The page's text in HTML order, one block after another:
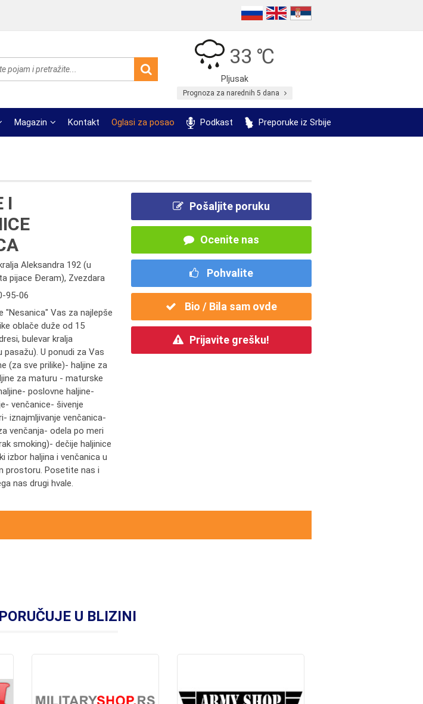
33 ℃
Pljusak
Prognoza za narednih 5 dana
Magazin Kontakt Oglasi za posao Podkast Preporuke iz Srbije
I
Aleksandra 192 (u
pijace Đeram), Zvezdara
95-06
"Nesanica" Vas za najlepše
oblače duže od 15
bulevar kralja
pasažu). U ponudi za Vas
(za sve prilike)- haljine za
za maturu - maturske
poslovne haljine-
venčanice- šivenje
iznajmljivanje venčanica-
venčanja- odela po meri
smoking)- dečije haljinice
izbor haljina i venčanica u
prostoru. Posetite nas i
nas drugi hvale.
Pošaljite poruku
Ocenite nas
Pohvalite
Bio / Bila sam ovde
Prijavite grešku!
U BLIZINI